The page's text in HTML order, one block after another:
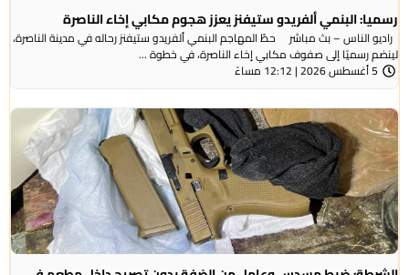
رسميا: البنمي ألفريدو ستيفنز يعزز هجوم مكابي إخاء الناصرة
راديو الناس – بث مباشر حطّ المهاجم البنمي ألفريدو ستيفنز رحاله في مدينة الناصرة،
لينضم رسميًا إلى صفوف مكابي إخاء الناصرة، في خطوة ...
5 أغسطس 2026 | 12:12 مساءً